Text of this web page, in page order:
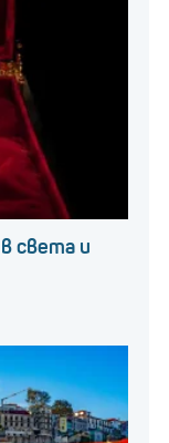
света и